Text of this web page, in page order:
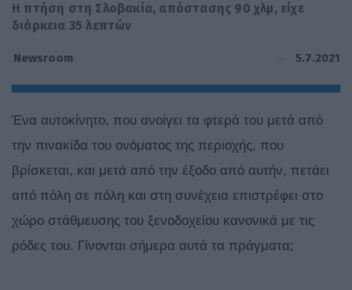
Η πτήση στη Σλοβακία, απόστασης 90 χλμ, είχε
διάρκεια 35 λεπτών
Newsroom 5.7.2021
Ένα αυτοκίνητο, που ανοίγει τα φτερά του μετά από
την πινακίδα του ονόματος της περιοχής, που
βρίσκεται, και μετά από την έξοδο από αυτήν, πετάει
από πόλη σε πόλη και στη συνέχεια επιστρέφει στο
χώρο στάθμευσης του ξενοδοχείου κανονικά με τις
ρόδες του. Γίνονται σήμερα αυτά τα πράγματα;